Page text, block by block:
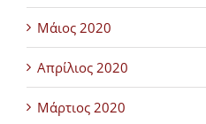
Μάιος 2020
Απρίλιος 2020
Μάρτιος 2020